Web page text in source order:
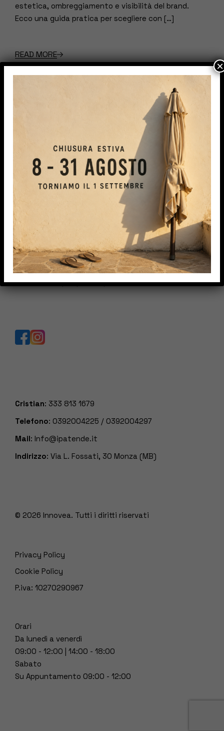
estetica, ombreggiamento e visibilità del brand.
Ecco una guida pratica per scegliere con […]
READ MORE
IPA TENDE S.r.l.s.
Con l’esperienza maturata siamo in grado di
proporvi e consigliarvi i migliori prodotti del
mercato, valutando le vostre esigenze ed
offrendovi proposte personalizzate.
Cristian: 333 813 1679
Telefono: 0392004225 / 0392004297
Mail: Info@ipatende.it
Indirizzo: Via L. Fossati, 30 Monza (MB)
© 2026 Innovea. Tutti i diritti riservati
Privacy Policy
Cookie Policy
P.iva: 10270290967
Orari
Da lunedì a venerdì
09:00 - 12:00 | 14:00 - 18:00
Sabato
Su Appuntamento 09:00 - 12:00
×